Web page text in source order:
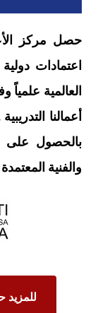
حصل مركز
اعتمادات
العالمية علمياً
أعمالنا
بالحصول على
والفنية
للمزيد